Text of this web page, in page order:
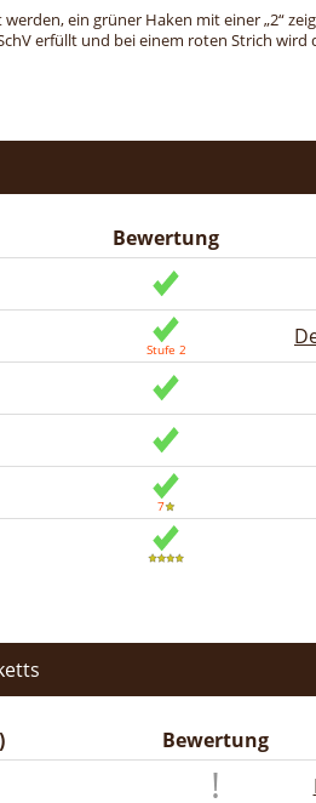
ein grüner Haken mit einer „2“
erfüllt und bei einem roten Strich wird
Bewertung
Bewertung